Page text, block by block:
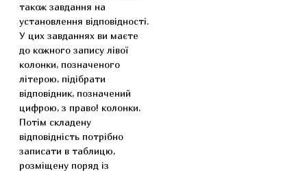
також завдання на
установлення відповідності.
У цих завданнях ви маєте
до кожного запису лівої
колонки, позначеного
літерою, підібрати
відповідник, позначений
цифрою, з право! колонки.
Потім складену
відповідність потрібно
записати в таблицю,
розміщену поряд із